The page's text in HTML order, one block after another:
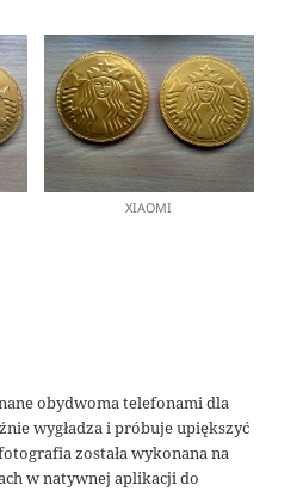
XIAOMI
obydwoma telefonami dla
wygładza i próbuje upiększyć
została wykonana na
w natywnej aplikacji do